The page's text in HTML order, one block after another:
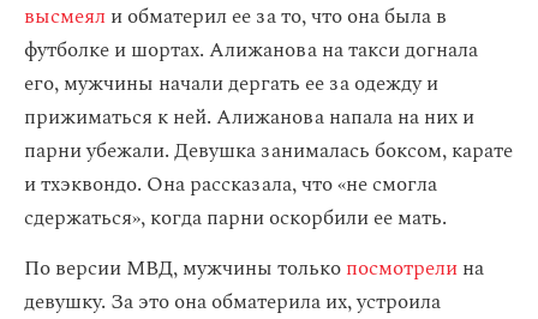
высмеял и обматерил ее за то, что она была в
футболке и шортах. Алижанова на такси догнала
его, мужчины начали дергать ее за одежду и
прижиматься к ней. Алижанова напала на них и
парни убежали. Девушка занималась боксом, карате
и тхэквондо. Она рассказала, что «не смогла
сдержаться», когда парни оскорбили ее мать.
По версии МВД, мужчины толькопосмотрелина
девушку. За это она обматерила их, устроила